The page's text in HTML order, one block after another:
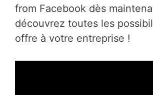
from Facebook dès
découvrez toutes les
offre à votre entreprise !